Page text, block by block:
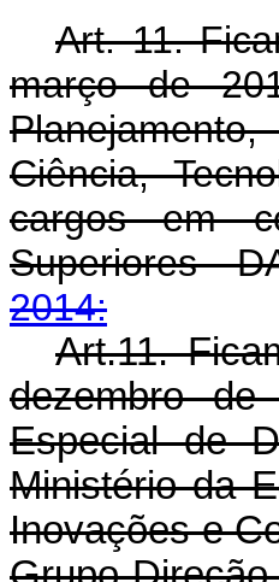
Art. 11.
março de
Ciência,
cargos em
Superiores -
2014:
Art.11.
dezembro
Especial de
Ministério da
Inovações e